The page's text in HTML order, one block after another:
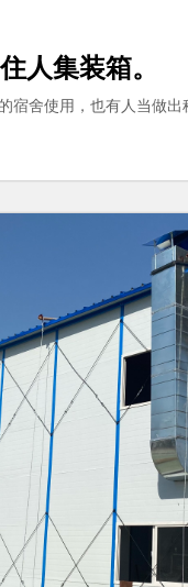
人集装箱。
宿舍使用，也有人当做